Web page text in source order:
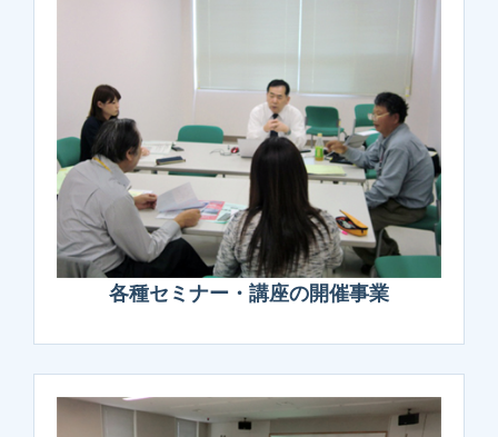
各種セミナー・講座の開催事業